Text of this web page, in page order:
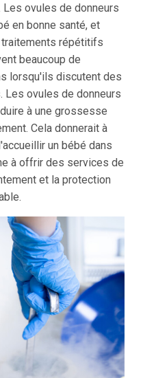
Les ovules de donneurs
en bonne santé, et
répétitifs
beaucoup de
lorsqu'ils discutent des
Les ovules de donneurs
à une grossesse
Cela donnerait à
un bébé dans
à offrir des services de
et la protection